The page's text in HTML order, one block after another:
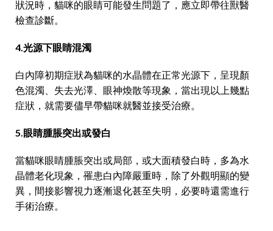
狀況時，貓咪的眼睛可能發生問題了，應立即帶往獸醫
檢查診斷。
4.光源下眼睛混濁
白內障初期症狀為貓咪的水晶體在正常光源下，呈現顏
色混濁、失去光澤、眼神煥散等現象，當出現以上幾點
症狀，就需要儘早帶貓咪就醫並接受治療。
5.眼睛腫脹突出或發白
當貓咪眼睛腫脹突出或局部，或大面積發白時，多為水
晶體老化現象，罹患白內障嚴重時，除了外觀明顯的變
異，間接影響視力逐漸退化甚至失明，必要時還需進行
手術治療。